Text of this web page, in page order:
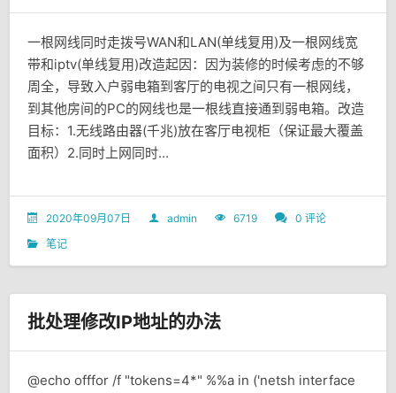
一根网线同时走拨号WAN和LAN(单线复用)及一根网线宽
带和iptv(单线复用)改造起因：因为装修的时候考虑的不够
周全，导致入户弱电箱到客厅的电视之间只有一根网线，
到其他房间的PC的网线也是一根线直接通到弱电箱。改造
目标：1.无线路由器(千兆)放在客厅电视柜（保证最大覆盖
面积）2.同时上网同时...
2020年09月07日 admin 6719
0 评论
笔记
批处理修改IP地址的办法
@echo offfor /f "tokens=4*" %%a in ('netsh interface